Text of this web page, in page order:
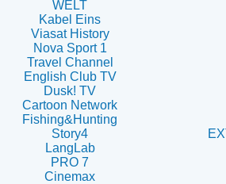
WELT
Kabel Eins
Viasat History
Nova Sport 1
Travel Channel
English Club TV
Dusk! TV
Cartoon Network
Fishing&Hunting
Story4
LangLab
PRO 7
Cinemax